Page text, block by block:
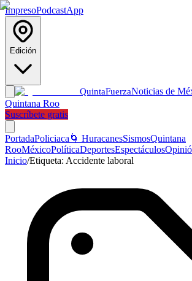
ImpresoPodcastApp
Edición
QuintaFuerzaNoticias de
Quintana Roo
Suscríbete gratis
PortadaPoliciaca 🌀 HuracanesSismosQuintana
RooMéxicoPolíticaDeportesEspectáculos
Inicio/Etiqueta: Accidente laboral